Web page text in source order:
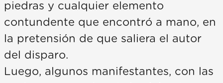
piedras y cualquier elemento
contundente que encontró a mano, en
la pretensión de que saliera el autor
del disparo.
Luego, algunos manifestantes, con las